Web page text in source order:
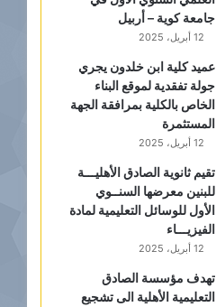
جامعة كوية – أربيل
12 أبريل، 2025
عميد كلية ابن خلدون يجري
جولة تفقدية لموقع البناء
الخاص بالكلية بمرافقة الجهة
المستثمرة
12 أبريل، 2025
تقيم ثانوية الصادق الأهليـــة
للبنين معرضها السنــوي
الأول للوسائل التعليمية لمادة
الفيزيـــاء
12 أبريل، 2025
تهدف مؤسسة الصادق
التعليمية الأهلية الى تشجيع